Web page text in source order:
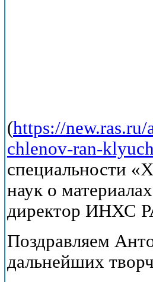
(https://
chlenov-ran-
специальности
наук о
директор ИНХС
Поздравляем
дальнейших